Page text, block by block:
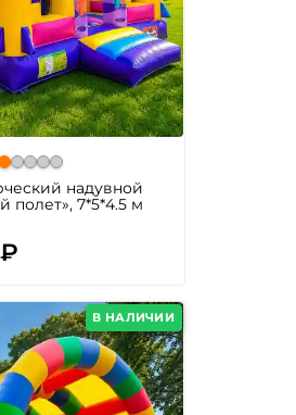
надувной
полет», 7*5*4.5 м
В НАЛИЧИИ